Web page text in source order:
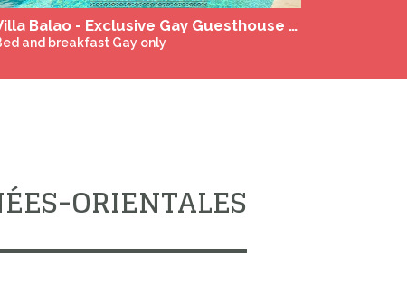
de la Porte de Fer
and breakfast Gay only
ORIENTALES